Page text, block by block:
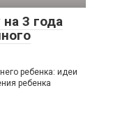
3 года
ребенка: идеи
ребенка